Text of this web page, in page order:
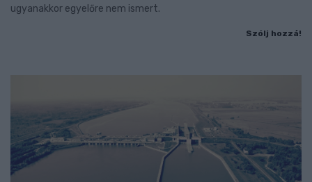
ugyanakkor egyelőre nem ismert.
Szólj hozzá!